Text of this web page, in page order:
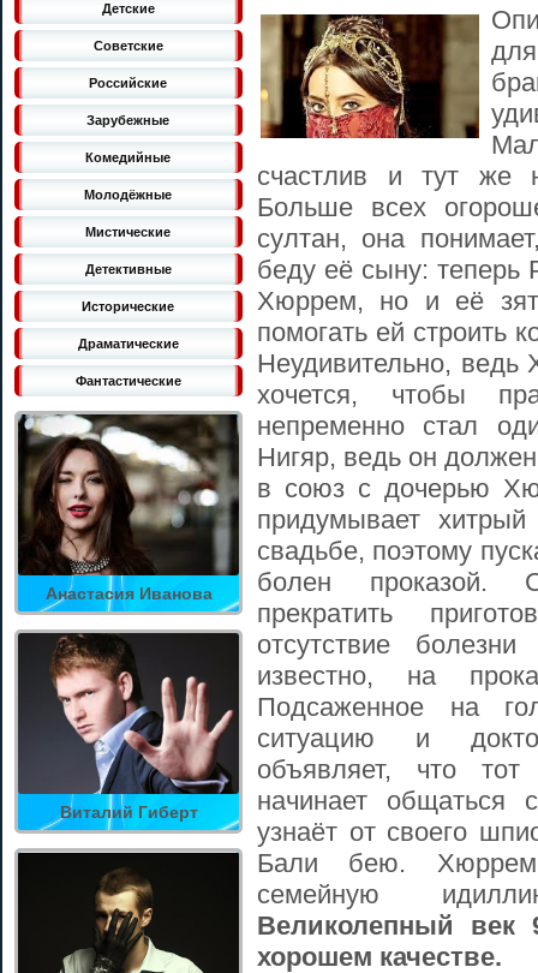
Детские
Советские
Российские
Зарубежные
Комедийные
Молодёжные
Мистические
Детективные
Исторические
Драматические
Фантастические
Анастасия Иванова
Виталий Гиберт
счастлив и тут же
Больше всех
султан, она
беду её сыну: теперь
Хюррем, но и её
помогать ей строить
Неудивительно,
хочется, чтобы
непременно стал
Нигяр, ведь он
в союз с дочерью
придумывает
свадьбе, поэтому
болен проказой.
прекратить
отсутствие
известно, на
Подсаженное на
ситуацию и
объявляет, что
начинает
узнаёт от своего
Бали бею. Хюррем
семейную
Великолепный век
хорошем качестве.